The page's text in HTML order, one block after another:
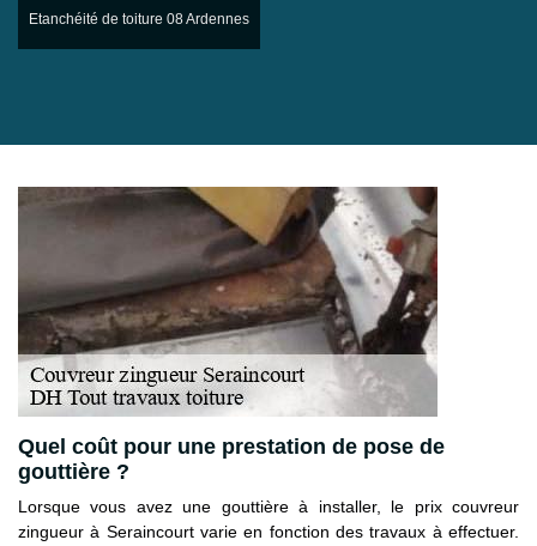
Etanchéité de toiture 08 Ardennes
Quel coût pour une prestation de pose de
gouttière ?
Lorsque vous avez une gouttière à installer, le prix couvreur
zingueur à Seraincourt varie en fonction des travaux à effectuer.